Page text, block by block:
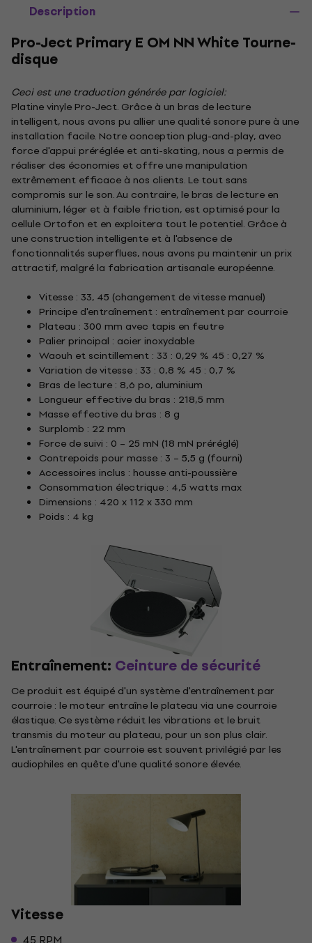
Description
Pro-Ject Primary E OM NN White Tourne-
disque
Ceci est une traduction générée par logiciel:
Platine vinyle Pro-Ject. Grâce à un bras de lecture
intelligent, nous avons pu allier une qualité sonore pure à une
installation facile. Notre conception plug-and-play, avec
force d'appui préréglée et anti-skating, nous a permis de
réaliser des économies et offre une manipulation
extrêmement efficace à nos clients. Le tout sans
compromis sur le son. Au contraire, le bras de lecture en
aluminium, léger et à faible friction, est optimisé pour la
cellule Ortofon et en exploitera tout le potentiel. Grâce à
une construction intelligente et à l'absence de
fonctionnalités superflues, nous avons pu maintenir un prix
attractif, malgré la fabrication artisanale européenne.
Vitesse : 33, 45 (changement de vitesse manuel)
Principe d'entraînement : entraînement par courroie
Plateau : 300 mm avec tapis en feutre
Palier principal : acier inoxydable
Waouh et scintillement : 33 : 0,29 % 45 : 0,27 %
Variation de vitesse : 33 : 0,8 % 45 : 0,7 %
Bras de lecture : 8,6 po, aluminium
Longueur effective du bras : 218,5 mm
Masse effective du bras : 8 g
Surplomb : 22 mm
Force de suivi : 0 – 25 mN (18 mN préréglé)
Contrepoids pour masse : 3 – 5,5 g (fourni)
Accessoires inclus : housse anti-poussière
Consommation électrique : 4,5 watts max
Dimensions : 420 x 112 x 330 mm
Poids : 4 kg
Entraînement: Ceinture de sécurité
Ce produit est équipé d'un système d'entraînement par
courroie : le moteur entraîne le plateau via une courroie
élastique. Ce système réduit les vibrations et le bruit
transmis du moteur au plateau, pour un son plus clair.
L'entraînement par courroie est souvent privilégié par les
audiophiles en quête d'une qualité sonore élevée.
Vitesse